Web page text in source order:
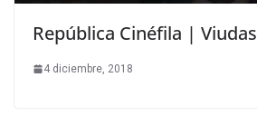
República Cinéfila | Viudas
4 diciembre, 2018